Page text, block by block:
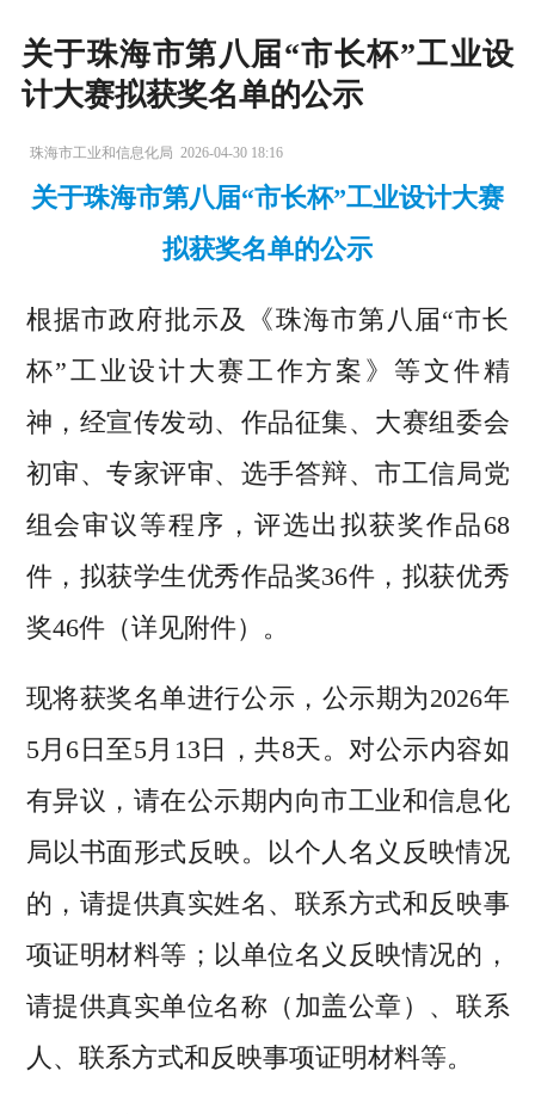
关于珠海市第八届“市长杯”工业设
计大赛拟获奖名单的公示
珠海市工业和信息化局 2026-04-30 18:16
关于珠海市第八届“市长杯”工业设计大赛
拟获奖名单的公示
根据市政府批示及《珠海市第八届“市长
杯”工业设计大赛工作方案》等文件精
神，经宣传发动、作品征集、大赛组委会
初审、专家评审、选手答辩、市工信局党
组会审议等程序，评选出拟获奖作品68
件，拟获学生优秀作品奖36件，拟获优秀
奖46件（详见附件）。
现将获奖名单进行公示，公示期为2026年
5月6日至5月13日，共8天。对公示内容如
有异议，请在公示期内向市工业和信息化
局以书面形式反映。以个人名义反映情况
的，请提供真实姓名、联系方式和反映事
项证明材料等；以单位名义反映情况的，
请提供真实单位名称（加盖公章）、联系
人、联系方式和反映事项证明材料等。